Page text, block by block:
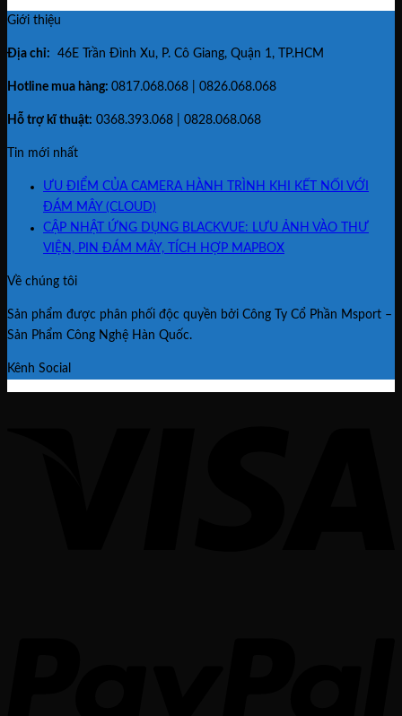
Giới thiệu
Địa chỉ: 46E Trần Đình Xu, P. Cô Giang, Quận 1, TP.HCM
Hotline mua hàng: 0817.068.068 | 0826.068.068
Hỗ trợ kĩ thuật: 0368.393.068 | 0828.068.068
Tin mới nhất
ƯU ĐIỂM CỦA CAMERA HÀNH TRÌNH KHI KẾT NỐI VỚI
ĐÁM MÂY (CLOUD)
CẬP NHẬT ỨNG DỤNG BLACKVUE: LƯU ẢNH VÀO THƯ
VIỆN, PIN ĐÁM MÂY, TÍCH HỢP MAPBOX
Về chúng tôi
Sản phẩm được phân phối độc quyền bởi Công Ty Cổ Phần Msport –
Sản Phẩm Công Nghệ Hàn Quốc.
Kênh Social